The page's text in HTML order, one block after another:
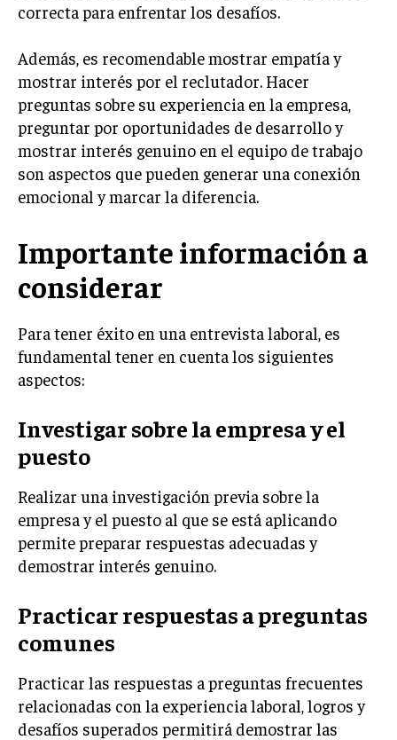
CIBERSEGURIDAD EMPRESARIAL
ESTRATEGIA
EMPRESAS FAMILIARES Y SUCESIÓN
GESTIÓN DEL RIESGO EMPRESARIAL
NEGOCIACIÓN Y RESOLUCIÓN DE CONFLICTOS
DERECHO EMPRESARIAL Y REGULACIONES
GOBIERNO CORPORATIVO
NEGOCIOS
MARKETING B2B
MARKETING B2C
MARKETING DE INFLUENCERS
E-COMMERCE Y COMERCIO ELECTRÓNICO
ESTRATEGIAS DE PRICING Y GESTIÓN DE
PRECIOS
EMPRESAS Y STARTUPS TECNOLÓGICAS
GESTIÓN DE LA EXPERIENCIA DEL CLIENTE
MÁS
PROYECTOS
GESTIÓN DE PROYECTOS
correcta para enfrentar los desafíos.
Además, es recomendable mostrar empatía y
mostrar interés por el reclutador. Hacer
preguntas sobre su experiencia en la empresa,
preguntar por oportunidades de desarrollo y
mostrar interés genuino en el equipo de trabajo
son aspectos que pueden generar una conexión
emocional y marcar la diferencia.
Importante información a
considerar
Para tener éxito en una entrevista laboral, es
fundamental tener en cuenta los siguientes
aspectos:
Investigar sobre la empresa y el
puesto
Realizar una investigación previa sobre la
empresa y el puesto al que se está aplicando
permite preparar respuestas adecuadas y
demostrar interés genuino.
Practicar respuestas a preguntas
comunes
Practicar las respuestas a preguntas frecuentes
relacionadas con la experiencia laboral, logros y
desafíos superados permitirá demostrar las